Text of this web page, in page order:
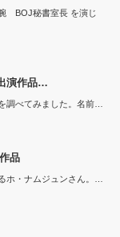
BOJ秘書室長 を演じ
演作品…
調べてみました。名前…
品
ホ・ナムジュンさん。…